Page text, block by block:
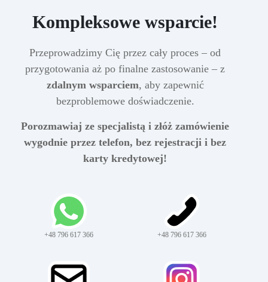
Kompleksowe wsparcie!
Przeprowadzimy Cię przez cały proces – od
przygotowania aż po finalne zastosowanie – z
zdalnym wsparciem, aby zapewnić
bezproblemowe doświadczenie.
Porozmawiaj ze specjalistą i złóż zamówienie
wygodnie przez telefon, bez rejestracji i bez
karty kredytowej!
+48 796 617 366 +48 796 617 366